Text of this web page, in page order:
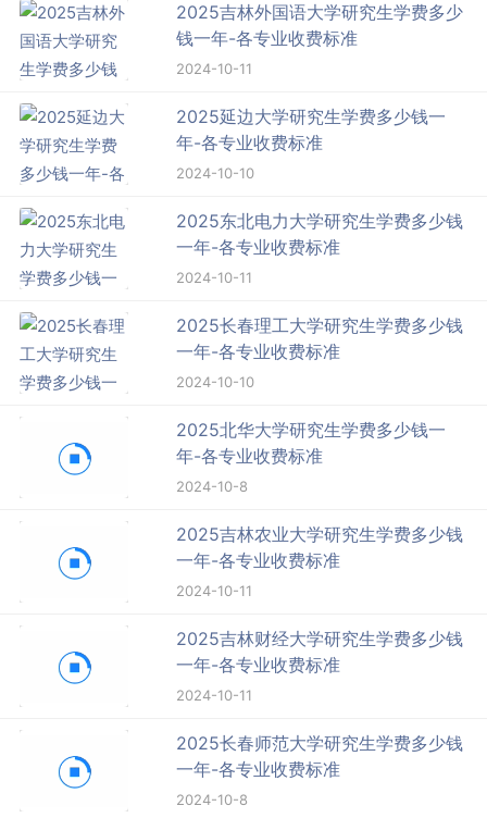
2025吉林外国语大学研究生学费多少
钱一年-各专业收费标准
2024-10-11
2025延边大学研究生学费多少钱一
年-各专业收费标准
2024-10-10
2025东北电力大学研究生学费多少钱
一年-各专业收费标准
2024-10-11
2025长春理工大学研究生学费多少钱
一年-各专业收费标准
2024-10-10
2025北华大学研究生学费多少钱一
年-各专业收费标准
2024-10-8
2025吉林农业大学研究生学费多少钱
一年-各专业收费标准
2024-10-11
2025吉林财经大学研究生学费多少钱
一年-各专业收费标准
2024-10-11
2025长春师范大学研究生学费多少钱
一年-各专业收费标准
2024-10-8